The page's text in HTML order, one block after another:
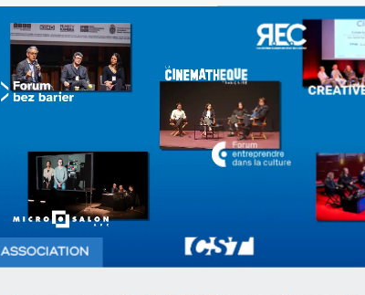
ASSOCIATION